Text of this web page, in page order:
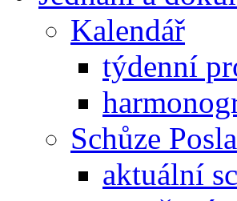
Kalendář
týdenní
Schůze
aktuální